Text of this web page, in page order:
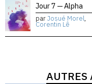
Jour 7 — Alpha
parJosué Morel,
Corentin Lê
AUTRES